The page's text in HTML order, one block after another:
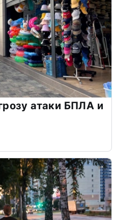
атаки БПЛА и